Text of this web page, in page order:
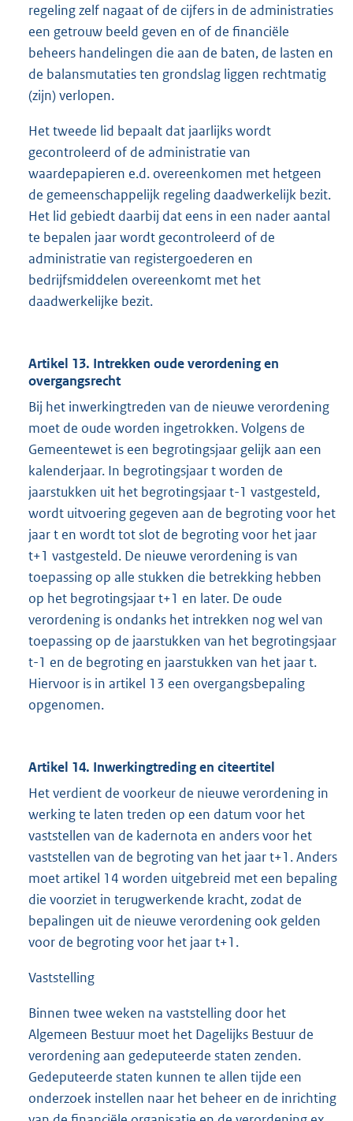
regeling zelf nagaat of de cijfers in de administraties
een getrouw beeld geven en of de financiële
beheers handelingen die aan de baten, de lasten en
de balansmutaties ten grondslag liggen rechtmatig
(zijn) verlopen.
Het tweede lid bepaalt dat jaarlijks wordt
gecontroleerd of de administratie van
waardepapieren e.d. overeenkomen met hetgeen
de gemeenschappelijk regeling daadwerkelijk bezit.
Het lid gebiedt daarbij dat eens in een nader aantal
te bepalen jaar wordt gecontroleerd of de
administratie van registergoederen en
bedrijfsmiddelen overeenkomt met het
daadwerkelijke bezit.
Artikel 13. Intrekken oude verordening en
overgangsrecht
Bij het inwerkingtreden van de nieuwe verordening
moet de oude worden ingetrokken. Volgens de
Gemeentewet is een begrotingsjaar gelijk aan een
kalenderjaar. In begrotingsjaar t worden de
jaarstukken uit het begrotingsjaar t-1 vastgesteld,
wordt uitvoering gegeven aan de begroting voor het
jaar t en wordt tot slot de begroting voor het jaar
t+1 vastgesteld. De nieuwe verordening is van
toepassing op alle stukken die betrekking hebben
op het begrotingsjaar t+1 en later. De oude
verordening is ondanks het intrekken nog wel van
toepassing op de jaarstukken van het begrotingsjaar
t-1 en de begroting en jaarstukken van het jaar t.
Hiervoor is in artikel 13 een overgangsbepaling
opgenomen.
Artikel 14. Inwerkingtreding en citeertitel
Het verdient de voorkeur de nieuwe verordening in
werking te laten treden op een datum voor het
vaststellen van de kadernota en anders voor het
vaststellen van de begroting van het jaar t+1. Anders
moet artikel 14 worden uitgebreid met een bepaling
die voorziet in terugwerkende kracht, zodat de
bepalingen uit de nieuwe verordening ook gelden
voor de begroting voor het jaar t+1.
Vaststelling
Binnen twee weken na vaststelling door het
Algemeen Bestuur moet het Dagelijks Bestuur de
verordening aan gedeputeerde staten zenden.
Gedeputeerde staten kunnen te allen tijde een
onderzoek instellen naar het beheer en de inrichting